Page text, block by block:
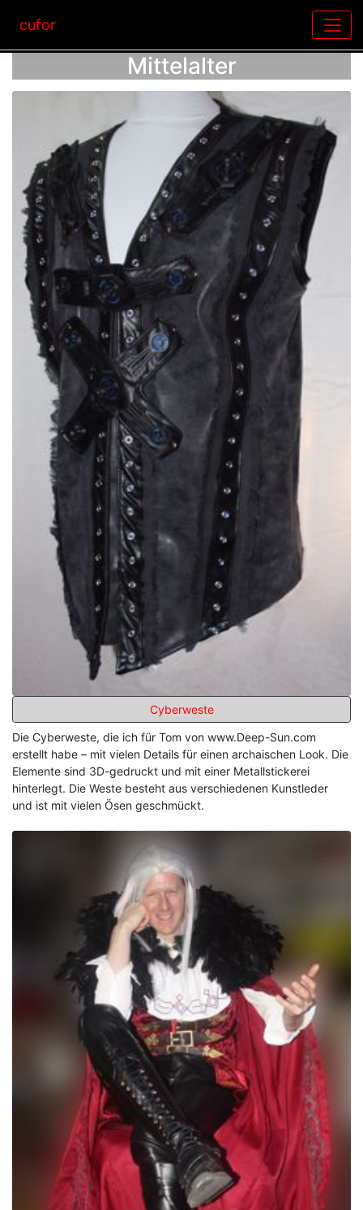
cufor
Mittelalter
Cyberweste
Die Cyberweste, die ich für Tom von www.Deep-Sun.com
erstellt habe – mit vielen Details für einen archaischen Look. Die
Elemente sind 3D-gedruckt und mit einer Metallstickerei
hinterlegt. Die Weste besteht aus verschiedenen Kunstleder
und ist mit vielen Ösen geschmückt.